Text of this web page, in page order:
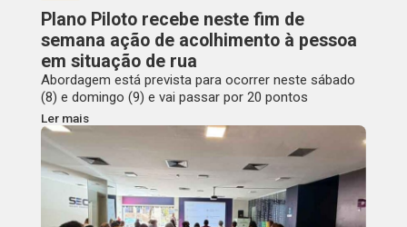
Plano Piloto recebe neste fim de
semana ação de acolhimento à pessoa
em situação de rua
Abordagem está prevista para ocorrer neste sábado
(8) e domingo (9) e vai passar por 20 pontos
Ler mais